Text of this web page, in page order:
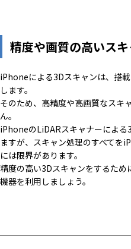
精度や画質の高いス
iPhoneによる3Dスキャンは、搭
します。
そのため、高精度や高画質なスキ
ん。
iPhoneのLiDARスキャナーによる
ますが、スキャン処理のすべてを
には限界があります。
精度の高い3Dスキャンをするため
機器を利用しましょう。